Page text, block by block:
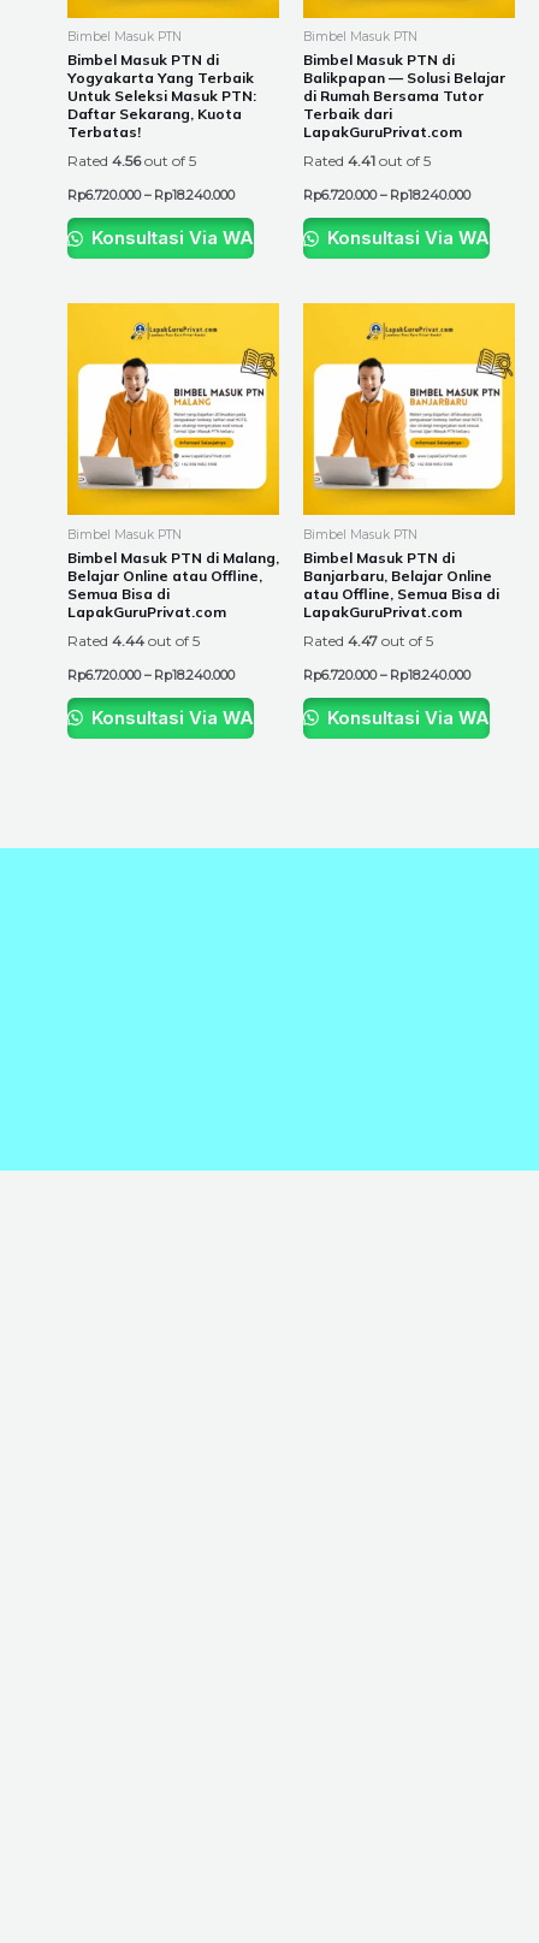
Bimbel Masuk PTN
Bimbel Masuk PTN di
Yogyakarta Yang Terbaik
Untuk Seleksi Masuk PTN:
Daftar Sekarang, Kuota
Terbatas!
Rated 4.56out of 5
Rp6.720.000 – Rp18.240.000
on
the
Konsultasi Via WA
Bimbel Masuk PTN
Bimbel Masuk PTN di
Balikpapan — Solusi Belajar
di Rumah Bersama Tutor
Terbaik dari
LapakGuruPrivat.com
Rated 4.41 out of 5
Rp6.720.000 – Rp18.240.000
on
Konsultasi Via WA
Bimbel Masuk PTN
Bimbel Masuk PTN di Malang,
Belajar Online atau Offline,
Semua Bisa di
LapakGuruPrivat.com
Rated 4.44 out of 5
Rp6.720.000 – Rp18.240.000
through
Rp18.240.000
has
multiple
variants.
The
chosen
on
Konsultasi Via WA
Bimbel Masuk PTN
Bimbel Masuk PTN di
Banjarbaru, Belajar Online
atau Offline, Semua Bisa di
LapakGuruPrivat.com
Rated 4.47 out of 5
Rp6.720.000 – Rp18.240.000
through
has
multiple
variants.
The
on
Konsultasi Via WA